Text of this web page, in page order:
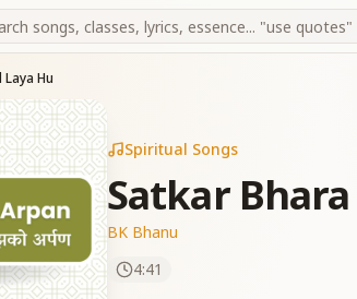
Hu
Spiritual Songs
Satkar
BK Bhanu
4:41